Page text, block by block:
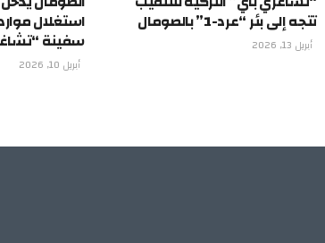
تتجه إلى بئر “عرد-1” بالصومال
أبريل 13, 2026
استغلال
سفينة
أبريل 10, 2026